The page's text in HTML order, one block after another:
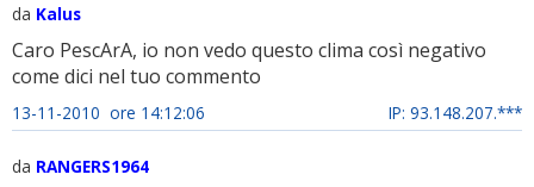
da Kalus
Caro PescArA, io non vedo questo clima così negativo
come dici nel tuo commento
13-11-2010 ore 14:12:06 IP: 93.148.207.***
da RANGERS1964